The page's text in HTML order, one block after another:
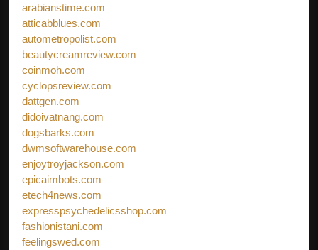
arabianstime.com
atticabblues.com
autometropolist.com
beautycreamreview.com
coinmoh.com
cyclopsreview.com
dattgen.com
didoivatnang.com
dogsbarks.com
dwmsoftwarehouse.com
enjoytroyjackson.com
epicaimbots.com
etech4news.com
expresspsychedelicsshop.com
fashionistani.com
feelingswed.com